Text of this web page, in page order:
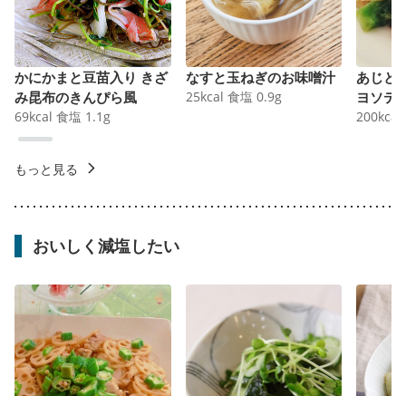
かにかまと豆苗入り きざ
み昆布のきんぴら風
69kcal 食塩 1.1 g
なすと玉ねぎのお味噌汁
25kcal 食塩 0.9g
あじと
ヨソテ
200kcal
もっと見る
おいしく減塩したい